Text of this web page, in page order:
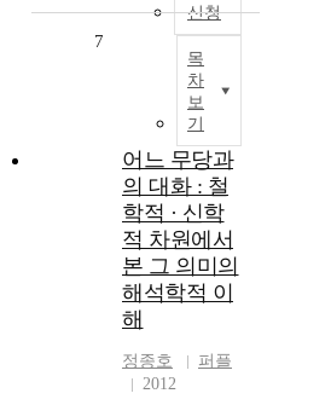
신청
목
차
보
기
7
어느 무당과
의 대화 : 철
학적 · 신학
적 차원에서
본 그 의미의
해석학적 이
해
정종호
퍼플
2012